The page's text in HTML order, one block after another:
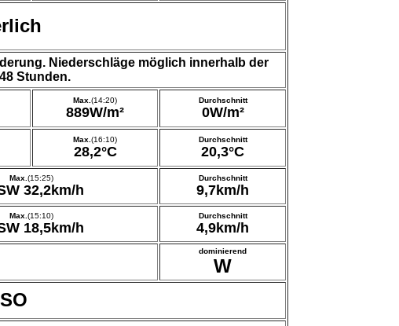
Niederschläge möglich innerhalb der
Stunden.
Max. (14:20)
889W/m²
Durchschnitt
0W/m²
Max. (16:10)
28,2°C
Durchschnitt
20,3°C
Max. (15:25)
32,2km/h
Durchschnitt
9,7km/h
Max. (15:10)
18,5km/h
Durchschnitt
4,9km/h
dominierend
W